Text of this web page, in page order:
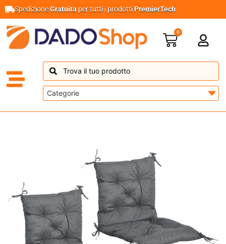
SpedizioneGratuita per tutti i prodottiPremierTech
0